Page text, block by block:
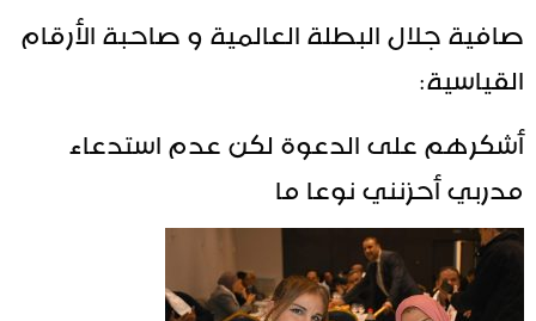
صافية جلال البطلة العالمية و صاحبة الأرقام
القياسية:
أشكرهم على الدعوة لكن عدم استدعاء
مدربي أحزنني نوعا ما